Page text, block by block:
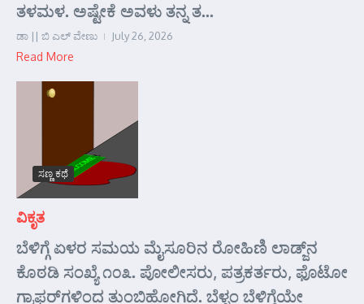
ತಳಮಳ. ಅಷ್ಟೇಕೆ ಅವಳು ತನ್ನ ತ...
ಡಾ || ಬಿ ಎಲ್ ವೇಣು July 26, 2026
Read More
ಸಣ್ಣ ಕಥೆ
ವಿಕೃತ
ಬೆಳಿಗ್ಗೆ ಏಳರ ಸಮಯ ಮೈಸೂರಿನ ರೋಹಿಣಿ ಲಾಡ್ಜ್‌ನ
ಕೊಠಡಿ ಸಂಖ್ಯೆ ೧೦೩. ಪೋಲೀಸರು, ಪತ್ರಕರ್ತರು, ಫೊಟೋ
ಗ್ರಾಫರ್‌ಗಳಿಂದ ತುಂಬಿಹೋಗಿದೆ. ಬೆಳ್ಳಂ ಬೆಳಿಗ್ಗೆಯೇ